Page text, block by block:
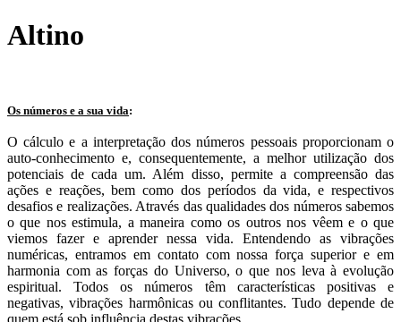
Altino
Os números e a sua vida:
O cálculo e a interpretação dos números pessoais proporcionam o
auto-conhecimento e, consequentemente, a melhor utilização dos
potenciais de cada um. Além disso, permite a compreensão das
ações e reações, bem como dos períodos da vida, e respectivos
desafios e realizações. Através das qualidades dos números sabemos
o que nos estimula, a maneira como os outros nos vêem e o que
viemos fazer e aprender nessa vida. Entendendo as vibrações
numéricas, entramos em contato com nossa força superior e em
harmonia com as forças do Universo, o que nos leva à evolução
espiritual. Todos os números têm características positivas e
negativas, vibrações harmônicas ou conflitantes. Tudo depende de
quem está sob influência destas vibrações.